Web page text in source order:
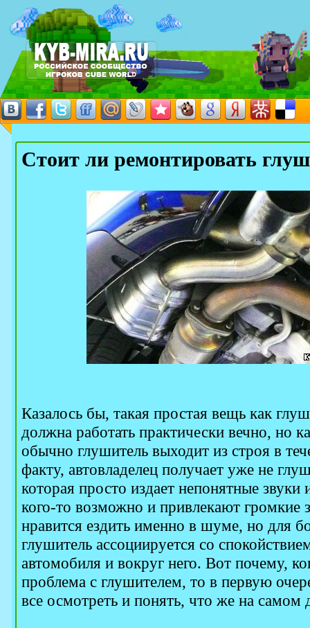
Стоит ли ремонтировать
Казалось бы, такая простая вещь как
должна работать практически вечно, но
обычно глушитель выходит из строя в
факту, автовладелец получает уже не
которая просто издает непонятные звуки
кого-то возможно и привлекают громкие
нравится ездить именно в шуме, но для
глушитель ассоциируется со
автомобиля и вокруг него. Вот почему,
проблема с глушителем, то в первую
все осмотреть и понять, что же на